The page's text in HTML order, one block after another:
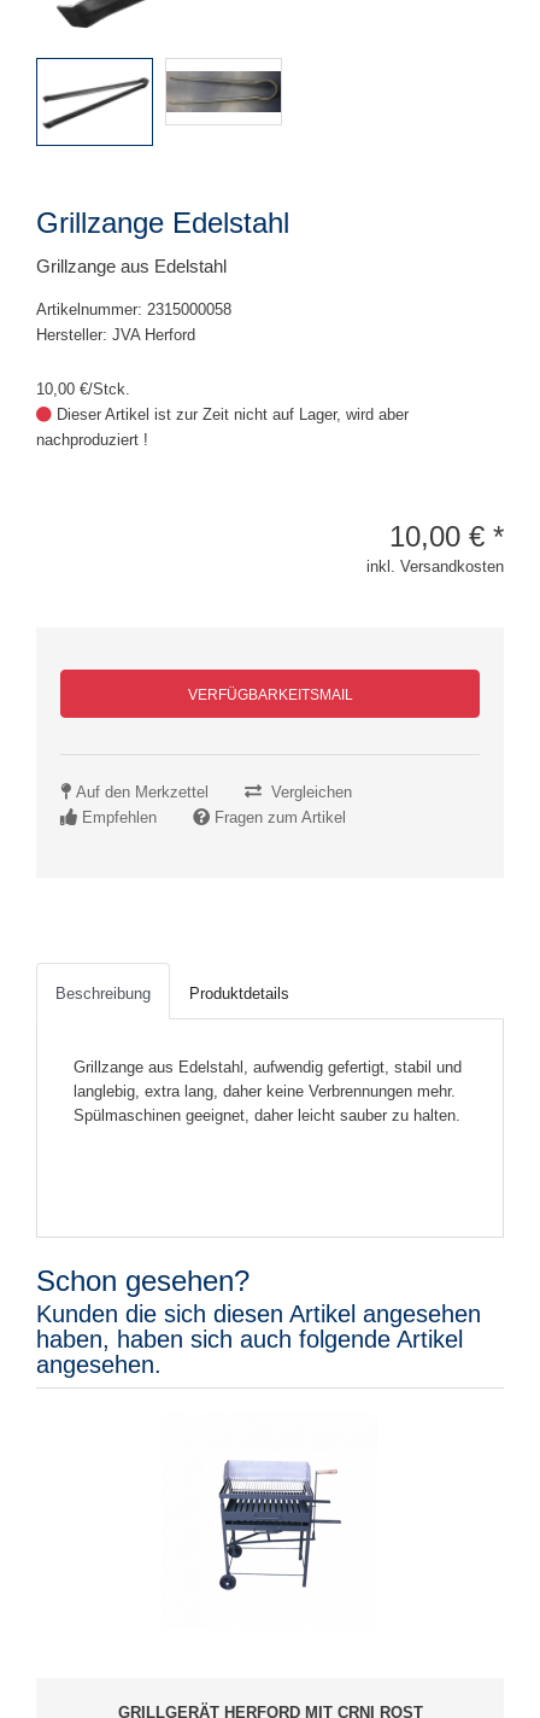
Grillzange Edelstahl
Grillzange aus Edelstahl
Artikelnummer: 2315000058
Hersteller: JVA Herford
10,00 €/Stck.
Dieser Artikel ist zur Zeit nicht auf Lager, wird aber
nachproduziert !
10,00 € *
inkl. Versandkosten
VERFÜGBARKEITSMAIL
Auf den Merkzettel
Vergleichen
Empfehlen
Fragen zum Artikel
Beschreibung Produktdetails
Grillzange aus Edelstahl, aufwendig gefertigt, stabil und
langlebig, extra lang, daher keine Verbrennungen mehr.
Spülmaschinen geeignet, daher leicht sauber zu halten.
Schon gesehen?
Kunden die sich diesen Artikel angesehen
haben, haben sich auch folgende Artikel
angesehen.
GRILLGERÄT HERFORD MIT CRNI ROST